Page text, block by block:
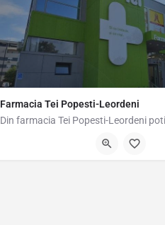
Farmacia Tei Popesti-Leordeni
Șoseaua Olteniței 27a, Popesti-Leordeni,